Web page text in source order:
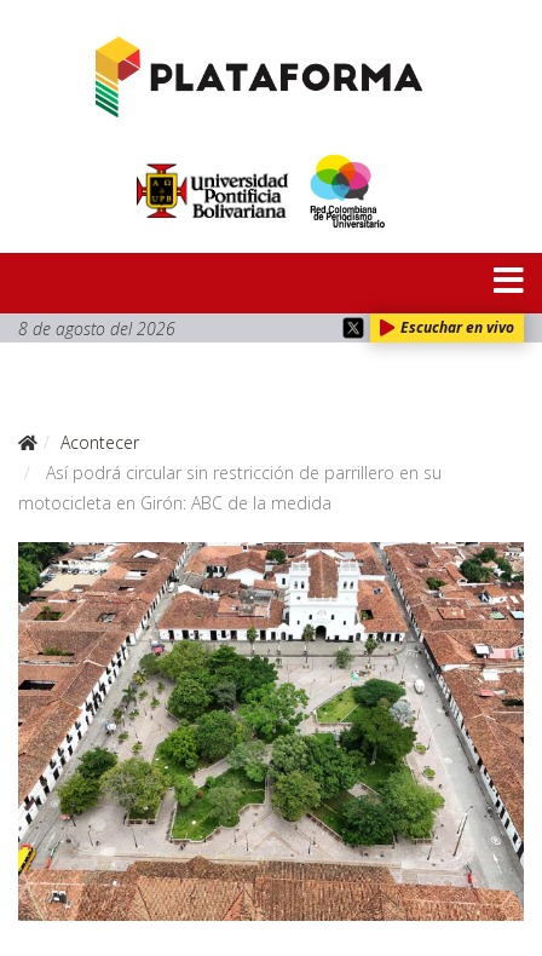
8 de agosto del 2026 Escuchar en vivo
Acontecer
Así podrá circular sin restricción de parrillero en su
motocicleta en Girón: ABC de la medida